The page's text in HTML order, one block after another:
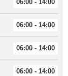
06:00 - 14:00
06:00 - 14:00
06:00 - 14:00
06:00 - 14:00